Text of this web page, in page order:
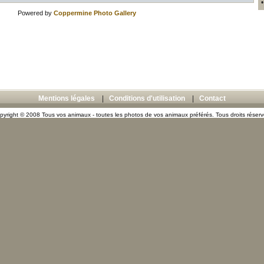
Powered by Coppermine Photo Gallery
Mentions légales Conditions d'utilisation Contact
© 2008 Tous vos animaux - toutes les photos de vos animaux préférés. Tous droits